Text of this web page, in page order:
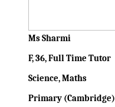
Ms Sharmi
F, 36, Full Time Tutor
Science, Maths
Primary (Cambridge)